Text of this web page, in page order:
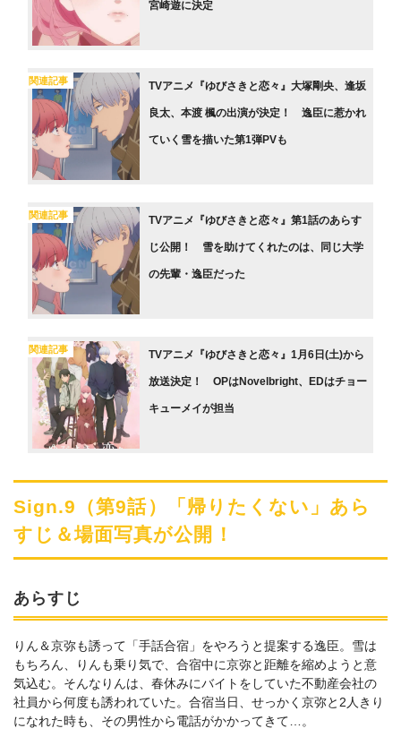
宮崎遊に決定
関連記事 TVアニメ『ゆびさきと恋々』大塚剛央、逢坂
良太、本渡 楓の出演が決定！ 逸臣に惹かれ
ていく雪を描いた第1弾PVも
関連記事 TVアニメ『ゆびさきと恋々』第1話のあらす
じ公開！ 雪を助けてくれたのは、同じ大学
の先輩・逸臣だった
関連記事 TVアニメ『ゆびさきと恋々』1月6日(土)から
放送決定！ OPはNovelbright、EDはチョー
キューメイが担当
Sign.9（第9話）「帰りたくない」あら
すじ＆場面写真が公開！
あらすじ
りん＆京弥も誘って「手話合宿」をやろうと提案する逸臣。雪は
もちろん、りんも乗り気で、合宿中に京弥と距離を縮めようと意
気込む。そんなりんは、春休みにバイトをしていた不動産会社の
社員から何度も誘われていた。合宿当日、せっかく京弥と2人きり
になれた時も、その男性から電話がかかってきて…。